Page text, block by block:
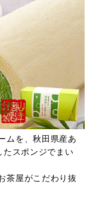
ムを、秋田県産あ
たスポンジでまい
茶屋がこだわり抜